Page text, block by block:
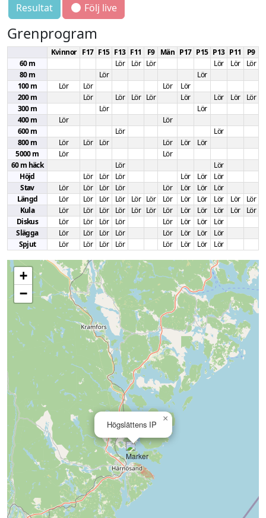
Resultat
Följ live
Grenprogram
Kvinnor F17 F15 F13 F11 F9 Män P17 P15 P13 P11
P9
60 m
Lör Lör Lör Lör Lör
Lör
80 m
Lör
Lör
100 m
Lör Lör Lör
Lör
200 m
Lör Lör Lör Lör Lör Lör Lör
Lör
300 m
Lör
Lör
400 m
Lör
Lör
600 m
Lör
Lör
800 m
Lör Lör Lör Lör Lör
Lör
5000 m
Lör
Lör
60 m häck
Lör
Lör
Höjd
Lör Lör Lör Lör Lör
Lör
Stav
Lör Lör Lör Lör Lör Lör Lör
Lör
Längd
Lör Lör Lör Lör Lör Lör Lör Lör Lör Lör Lör
Lör
Kula
Lör Lör Lör Lör Lör Lör Lör Lör Lör Lör Lör
Lör
Diskus
Lör Lör Lör Lör Lör Lör Lör
Lör
Slägga
Lör Lör Lör Lör Lör Lör Lör
Lör
Spjut
Lör Lör Lör Lör Lör Lör Lör Lör
Högslättens IP
×
+
−